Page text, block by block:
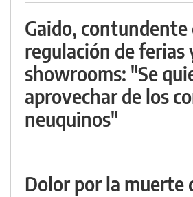
Gaido, contundente
regulación de ferias
showrooms: "Se
aprovechar de los
neuquinos"
Dolor por la muerte